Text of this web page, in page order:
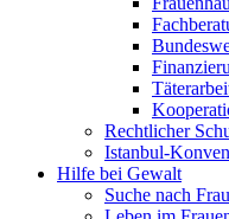
Rechtlicher
Istanbul-
Hilfe bei Gewalt
Suche nach